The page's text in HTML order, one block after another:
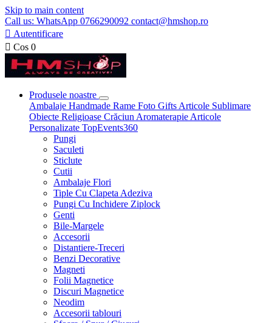
Skip to main content
Call us: WhatsApp 0766290092 contact@hmshop.ro
 Autentificare
 Cos 0
Produsele noastre
Ambalaje Handmade Rame Foto Gifts Articole Sublimare
Obiecte Religioase Crăciun Aromaterapie Articole
Personalizate TopEvents360
Pungi
Saculeti
Sticlute
Cutii
Ambalaje Flori
Tiple Cu Clapeta Adeziva
Pungi Cu Inchidere Ziplock
Genti
Bile-Margele
Accesorii
Distantiere-Treceri
Benzi Decorative
Magneti
Folii Magnetice
Discuri Magnetice
Neodim
Accesorii tablouri